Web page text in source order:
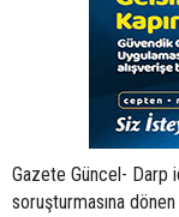
Gazete Güncel- Darp
soruşturmasına dönen